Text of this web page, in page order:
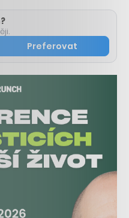
Preferovat